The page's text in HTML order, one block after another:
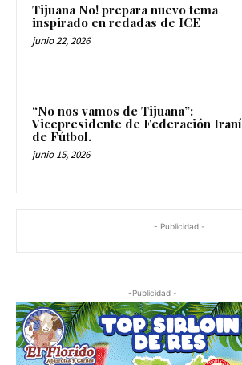
Tijuana No! prepara nuevo tema
inspirado en redadas de ICE
junio 22, 2026
“No nos vamos de Tijuana”:
Vicepresidente de Federación Iraní
de Fútbol.
junio 15, 2026
- Publicidad -
-Publicidad -